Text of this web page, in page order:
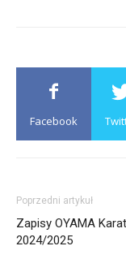
Facebook
Poprzedni artykuł
Zapisy OYAMA
2024/2025